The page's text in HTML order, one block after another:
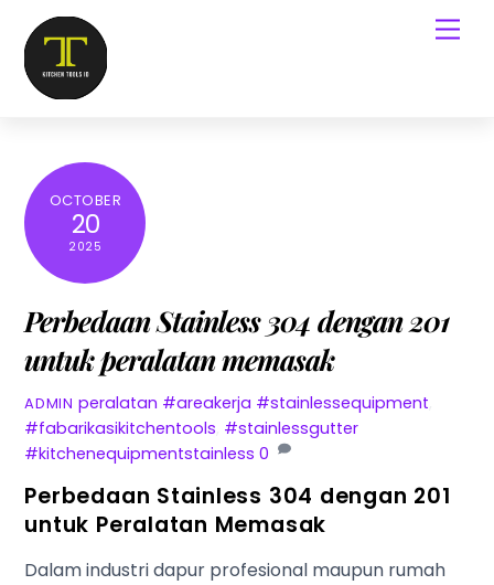
OCTOBER
20
2025
Perbedaan Stainless 304 dengan 201
untuk peralatan memasak
ADMIN peralatan #areakerja #stainlessequipment
#fabarikasikitchentools #stainlessgutter
#kitchenequipmentstainless 0
Perbedaan Stainless 304 dengan 201
untuk Peralatan Memasak
Dalam industri dapur profesional maupun rumah